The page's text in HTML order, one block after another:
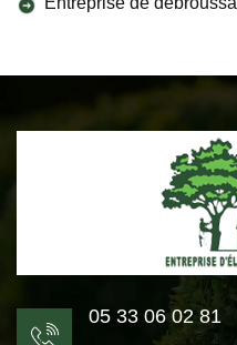
05 33 06 02 81